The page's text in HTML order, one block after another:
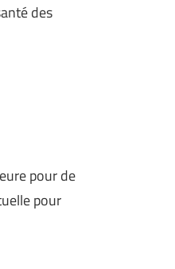
des
pour de
pour